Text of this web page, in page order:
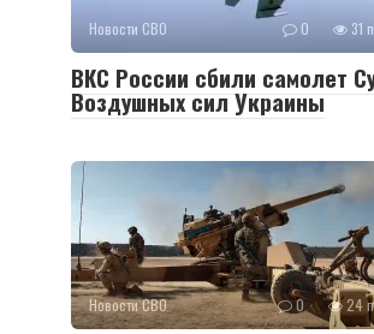
Новости СВО 0 31
ВКС России сбили самолет
Воздушных сил Украины
Новости СВО 0 24